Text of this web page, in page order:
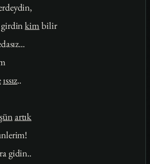
girdinkimbilir
ıssız..
artık
gidin..